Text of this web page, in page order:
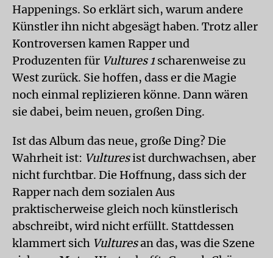
Happenings. So erklärt sich, warum andere
Künstler ihn nicht abgesägt haben. Trotz aller
Kontroversen kamen Rapper und
Produzenten für Vultures 1 scharenweise zu
West zurück. Sie hoffen, dass er die Magie
noch einmal replizieren könne. Dann wären
sie dabei, beim neuen, großen Ding.
Ist das Album das neue, große Ding? Die
Wahrheit ist: Vulturesist durchwachsen, aber
nicht furchtbar. Die Hoffnung, dass sich der
Rapper nach dem sozialen Aus
praktischerweise gleich noch künstlerisch
abschreibt, wird nicht erfüllt. Stattdessen
klammert sich Vulturesan das, was die Szene